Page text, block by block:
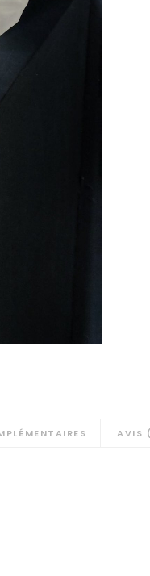
AVIS